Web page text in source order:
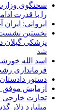
سخنگوی
را با قدرت
ایروانی:
نخستین نشست
پزشکی گیلان
شد
اسد الله
فرمانداری
دستور
آزمایش موفق
تجارت خارجی
میلیارد دلار